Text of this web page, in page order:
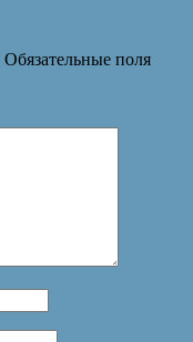
Обязательные поля